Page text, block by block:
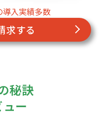
導入実績多数
求する
秘訣
ー